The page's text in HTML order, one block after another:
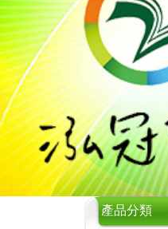
產品分類